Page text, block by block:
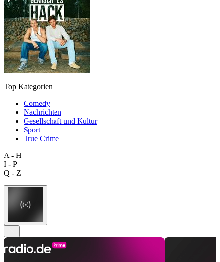
Top Kategorien
Comedy
Nachrichten
Gesellschaft und Kultur
Sport
True Crime
A - H
I - P
Q - Z